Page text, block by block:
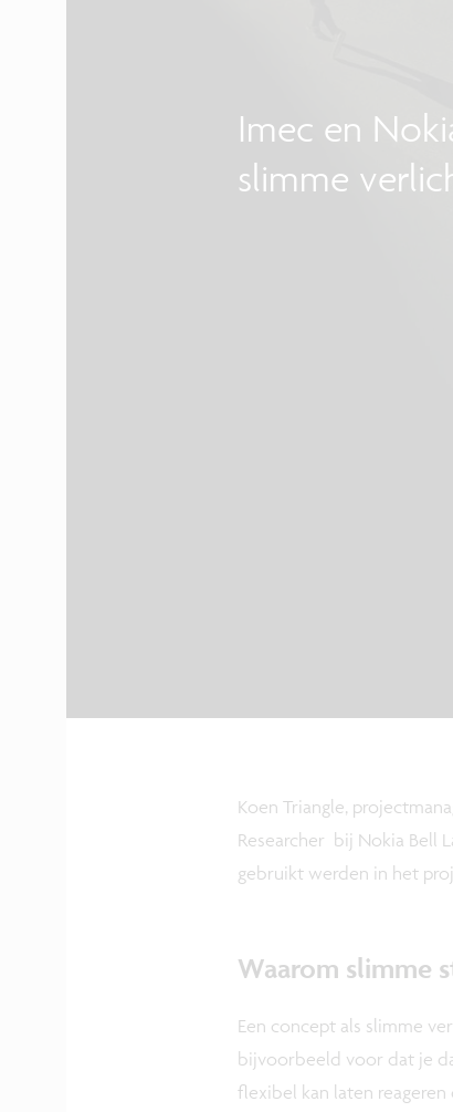
Imec en
slimme
Koen Triangle,
Researcher bij Nokia Bell
gebruikt werden in het
Waarom slimme
Een concept als slimme
bijvoorbeeld voor dat je
flexibel kan laten